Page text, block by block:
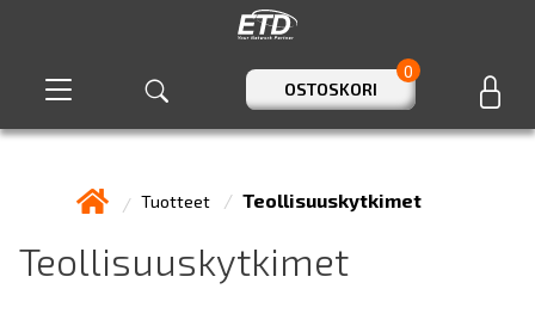
OSTOSKORI
0
Tuotteet Teollisuuskytkimet
Teollisuuskytkimet